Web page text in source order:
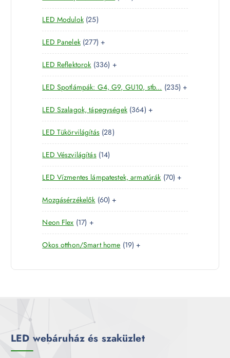
é
m
k
e
m
k
8
t
r
é
k
LED Modulok 252
5
t
e
r
m
é
k
LED Panelek 2772
7
7
t
e
r
m
é
k
+
LED Reflektorok 3363
3
6
t
e
r
m
é
k
+
LED Spotlámpák: G4, G9, GU10, stb... 2352
3
t
r
é
k
+
LED Szalagok, tápegységek 3643
6
t
r
m
é
+
LED Tükörvilágítás 282
8
e
r
m
é
k
LED Vészvilágítás 141
4
t
e
r
m
k
LED Vízmentes lámpatestek, armatúrák 707
0
e
m
+
Mozgásérzékelők 606
0
e
r
é
+
Neon Flex 171
7
t
r
+
Okos otthon/Smart home 191
t
+
LED webáruház és szaküzlet